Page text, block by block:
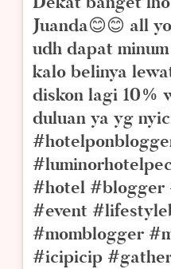
Juanda😊😊 all
udh dapat
kalo belinya
diskon lagi 10%
duluan ya yg
#hotel #blogger
#event
#momblogger
#icipicip